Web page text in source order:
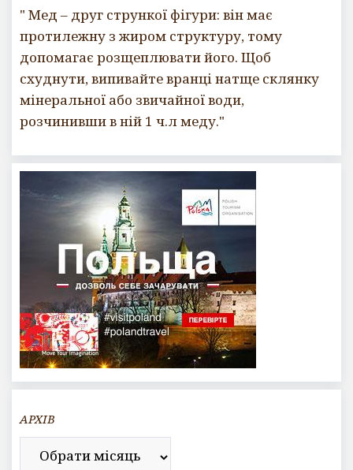
" Мед – друг стрункої фігури: він має
протилежну з жиром структуру, тому
допомагає розщеплювати його. Щоб
схуднути, випивайте вранці натще склянку
мінеральної або звичайної води,
розчинивши в ній 1 ч.л меду."
АРХІВ
Архів